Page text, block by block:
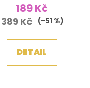
189 Kč
389 Kč (–51 %)
DETAIL